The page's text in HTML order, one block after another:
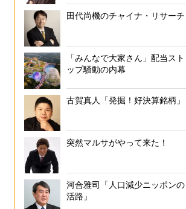
田代尚機のチャイナ・リサーチ
「みんなで大家さん」配当スト
ップ騒動の内幕
古賀真人「発掘！好決算銘柄」
突然マルサがやって来た！
河合雅司「人口減少ニッポンの
活路」